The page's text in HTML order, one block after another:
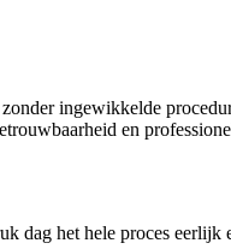
ingewikkelde
en
dag het hele proces